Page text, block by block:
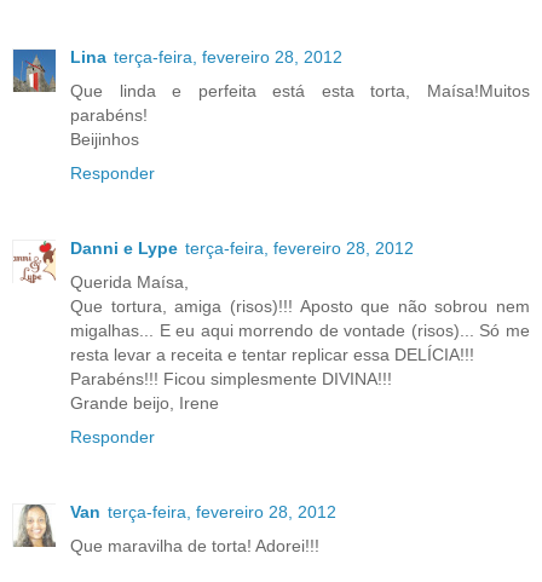
Lina terça-feira, fevereiro 28, 2012
Que linda e perfeita está esta torta, Maísa!Muitos
parabéns!
Beijinhos
Responder
Danni e Lype terça-feira, fevereiro 28, 2012
Querida Maísa,
Que tortura, amiga (risos)!!! Aposto que não sobrou nem
migalhas... E eu aqui morrendo de vontade (risos)... Só me
resta levar a receita e tentar replicar essa DELÍCIA!!!
Parabéns!!! Ficou simplesmente DIVINA!!!
Grande beijo, Irene
Responder
Van terça-feira, fevereiro 28, 2012
Que maravilha de torta! Adorei!!!